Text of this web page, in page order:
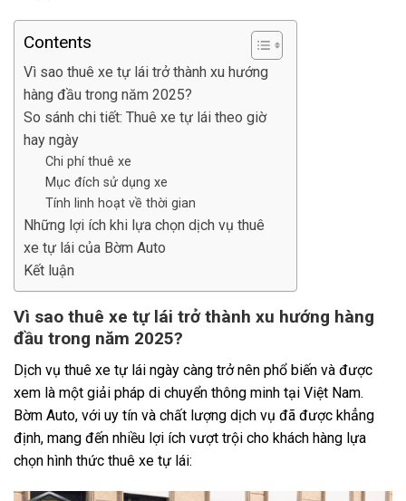
Contents
Vì sao thuê xe tự lái trở thành xu hướng
hàng đầu trong năm 2025?
So sánh chi tiết: Thuê xe tự lái theo giờ
hay ngày
Chi phí thuê xe
Mục đích sử dụng xe
Tính linh hoạt về thời gian
Những lợi ích khi lựa chọn dịch vụ thuê
xe tự lái của Bờm Auto
Kết luận
Vì sao thuê xe tự lái trở thành xu hướng hàng
đầu trong năm 2025?
Dịch vụ thuê xe tự lái ngày càng trở nên phổ biến và được
xem là một giải pháp di chuyển thông minh tại Việt Nam.
Bờm Auto, với uy tín và chất lượng dịch vụ đã được khẳng
định, mang đến nhiều lợi ích vượt trội cho khách hàng lựa
chọn hình thức thuê xe tự lái: